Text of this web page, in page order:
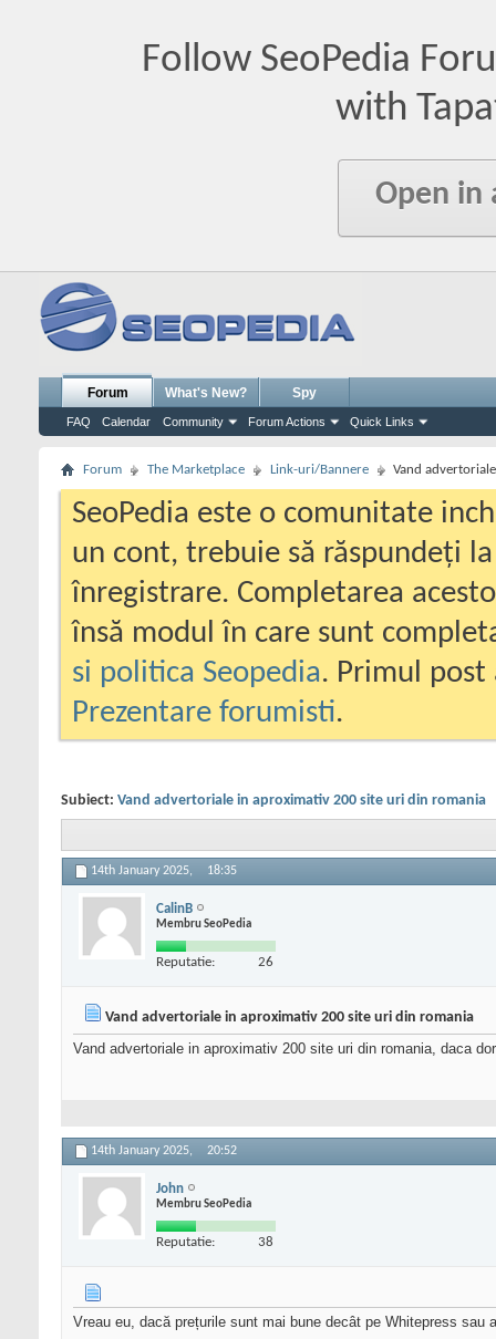
Follow SeoPedia
with
Open in
Forum
FAQ Calendar Community Forum Actions Quick Links
What's New? Spy
Forum The Marketplace Link-uri/Bannere Vand
SeoPedia este o comunitate
un cont, trebuie să răspundeți
înregistrare. Completarea
însă modul în care sunt
si politica Seopedia. Primul
Prezentare forumisti.
Subiect: Vand advertoriale in aproximativ 200 site uri din romania
14th January 2025, 18:35
CalinB
Membru SeoPedia
Reputatie: 26
Vand advertoriale in aproximativ 200 site uri din romania
Vand advertoriale in aproximativ 200 site uri din romania, daca
14th January 2025, 20:52
John
Membru SeoPedia
Reputatie: 38
Vreau eu, dacă prețurile sunt mai bune decât pe Whitepress sau